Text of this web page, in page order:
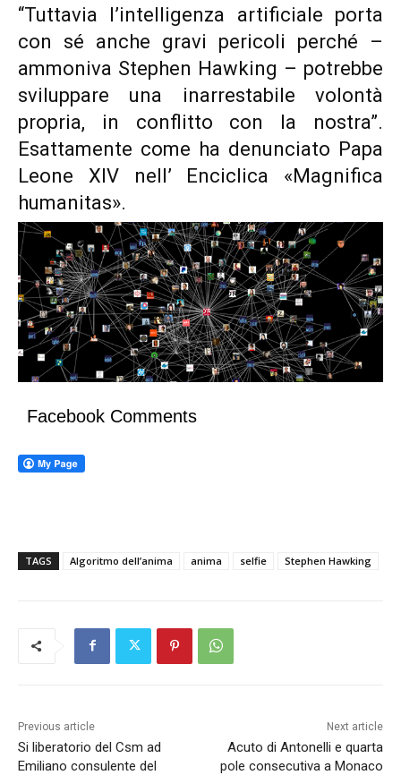
“Tuttavia l’intelligenza artificiale porta
con sé anche gravi pericoli perché –
ammoniva Stephen Hawking – potrebbe
sviluppare una inarrestabile volontà
propria, in conflitto con la nostra”.
Esattamente come ha denunciato Papa
Leone XIV nell’ Enciclica «Magnifica
humanitas».
Facebook Comments
TAGS Algoritmo dell’anima anima selfie Stephen Hawking
Previous article
Si liberatorio del Csm ad
Emiliano consulente del
Next article
Acuto di Antonelli e quarta
pole consecutiva a Monaco